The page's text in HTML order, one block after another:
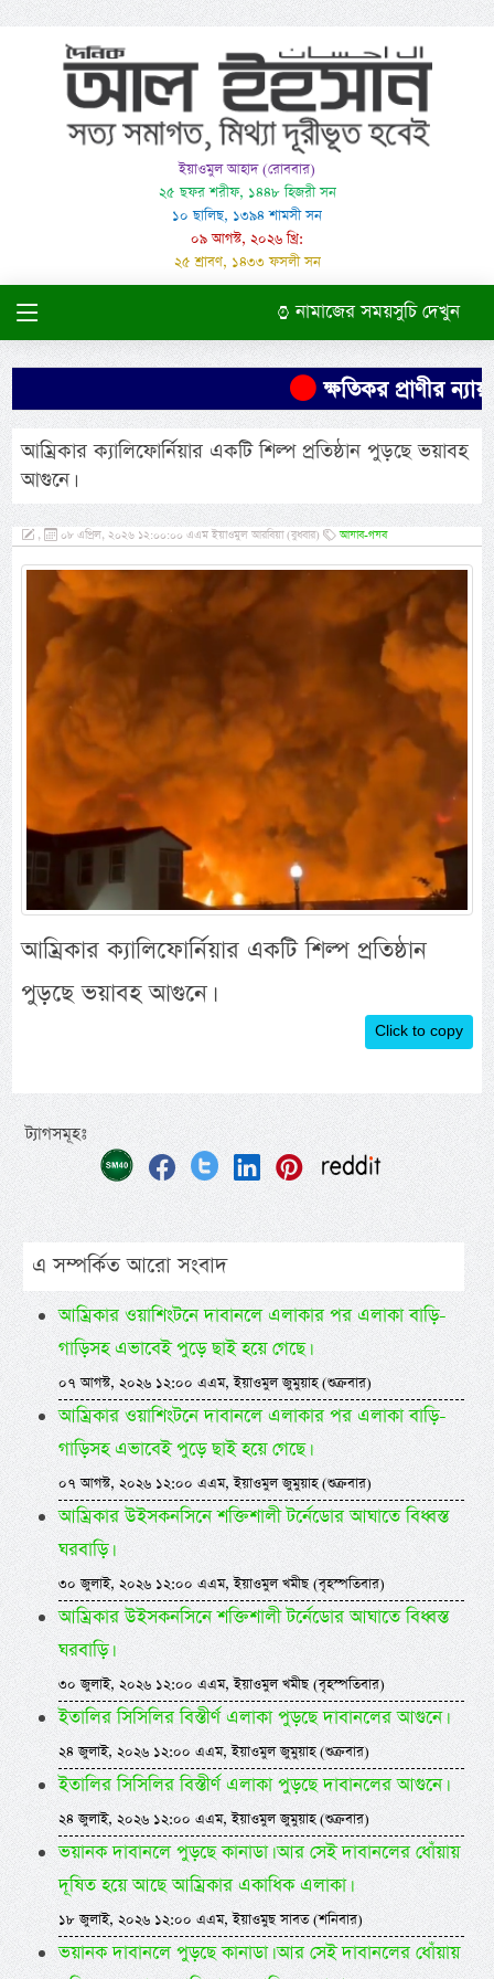
ইয়াওমুল আহাদ (রোববার)
২৫ ছফর শরীফ, ১৪৪৮ হিজরী সন
১০ ছালিছ, ১৩৯৪ শামসী সন
০৯ আগস্ট, ২০২৬ খ্রি:
২৫ শ্রাবণ, ১৪৩৩ ফসলী সন
নামাজের সময়সুচি দেখুন
ক্ষতিকর প্রাণীর
আম্রিকার ক্যালিফোর্নিয়ার একটি শিল্প প্রতিষ্ঠান পুড়ছে ভয়াবহ
আগুনে।
, ০৮ এপ্রিল, ২০২৬ ১২:০০:০০ এএম ইয়াওমুল আরবিয়া (বুধবার) আযাব-গযব
আম্রিকার ক্যালিফোর্নিয়ার একটি শিল্প প্রতিষ্ঠান
পুড়ছে ভয়াবহ আগুনে।
Click to copy
ট্যাগসমূহঃ
এ সম্পর্কিত আরো সংবাদ
আম্রিকার ওয়াশিংটনে দাবানলে এলাকার পর এলাকা বাড়ি-
গাড়িসহ এভাবেই পুড়ে ছাই হয়ে গেছে।
০৭ আগস্ট, ২০২৬ ১২:০০ এএম, ইয়াওমুল জুমুয়াহ (শুক্রবার)
আম্রিকার ওয়াশিংটনে দাবানলে এলাকার পর এলাকা বাড়ি-
গাড়িসহ এভাবেই পুড়ে ছাই হয়ে গেছে।
০৭ আগস্ট, ২০২৬ ১২:০০ এএম, ইয়াওমুল জুমুয়াহ (শুক্রবার)
আম্রিকার উইসকনসিনে শক্তিশালী টর্নেডোর আঘাতে বিধ্বস্ত
ঘরবাড়ি।
৩০ জুলাই, ২০২৬ ১২:০০ এএম, ইয়াওমুল খমীছ (বৃহস্পতিবার)
আম্রিকার উইসকনসিনে শক্তিশালী টর্নেডোর আঘাতে বিধ্বস্ত
ঘরবাড়ি।
৩০ জুলাই, ২০২৬ ১২:০০ এএম, ইয়াওমুল খমীছ (বৃহস্পতিবার)
ইতালির সিসিলির বিস্তীর্ণ এলাকা পুড়ছে দাবানলের আগুনে।
২৪ জুলাই, ২০২৬ ১২:০০ এএম, ইয়াওমুল জুমুয়াহ (শুক্রবার)
ইতালির সিসিলির বিস্তীর্ণ এলাকা পুড়ছে দাবানলের আগুনে।
২৪ জুলাই, ২০২৬ ১২:০০ এএম, ইয়াওমুল জুমুয়াহ (শুক্রবার)
ভয়ানক দাবানলে পুড়ছে কানাডা। আর সেই দাবানলের ধোঁয়ায়
দূষিত হয়ে আছে আম্রিকার একাধিক এলাকা।
১৮ জুলাই, ২০২৬ ১২:০০ এএম, ইয়াওমুছ সাবত (শনিবার)
ভয়ানক দাবানলে পুড়ছে কানাডা। আর সেই দাবানলের ধোঁয়ায়